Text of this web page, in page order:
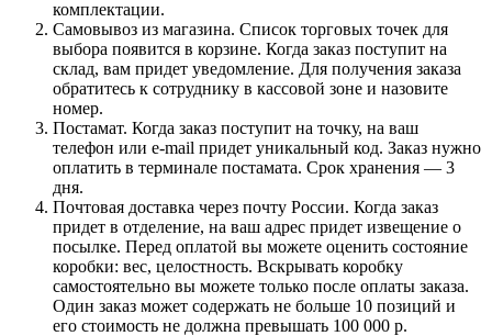
комплектации.
Самовывоз из магазина. Список торговых точек для
выбора появится в корзине. Когда заказ поступит на
склад, вам придет уведомление. Для получения заказа
обратитесь к сотруднику в кассовой зоне и назовите
номер.
Постамат. Когда заказ поступит на точку, на ваш
телефон или e-mail придет уникальный код. Заказ нужно
оплатить в терминале постамата. Срок хранения — 3
дня.
Почтовая доставка через почту России. Когда заказ
придет в отделение, на ваш адрес придет извещение о
посылке. Перед оплатой вы можете оценить состояние
коробки: вес, целостность. Вскрывать коробку
самостоятельно вы можете только после оплаты заказа.
Один заказ может содержать не больше 10 позиций и
его стоимость не должна превышать 100 000 р.